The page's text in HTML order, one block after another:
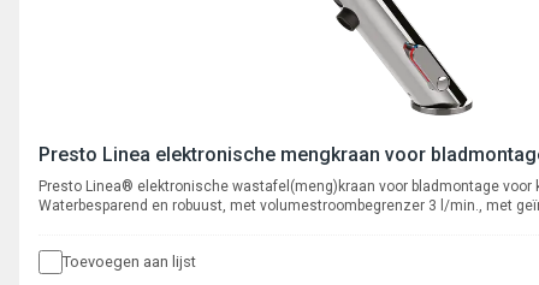
Presto Linea elektronische mengkraan voor
Presto Linea® elektronische wastafel(meng)kraan voor bladmontage voor
Waterbesparend en robuust, met volumestroombegrenzer 3 l/min., met
Toevoegen aan lijst